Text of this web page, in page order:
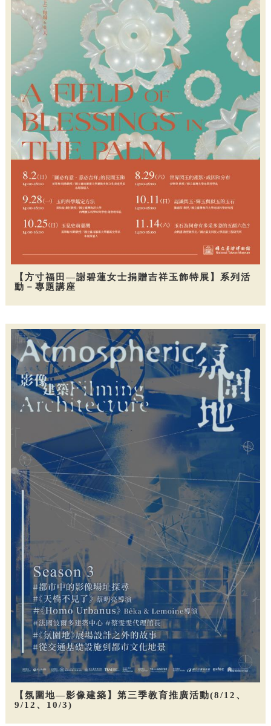
【方寸福田—謝碧蓮女士捐贈吉祥玉飾特展】系列活
動－專題講座
【氛圍地—影像建築】第三季教育推廣活動(8/12、
9/12、10/3)